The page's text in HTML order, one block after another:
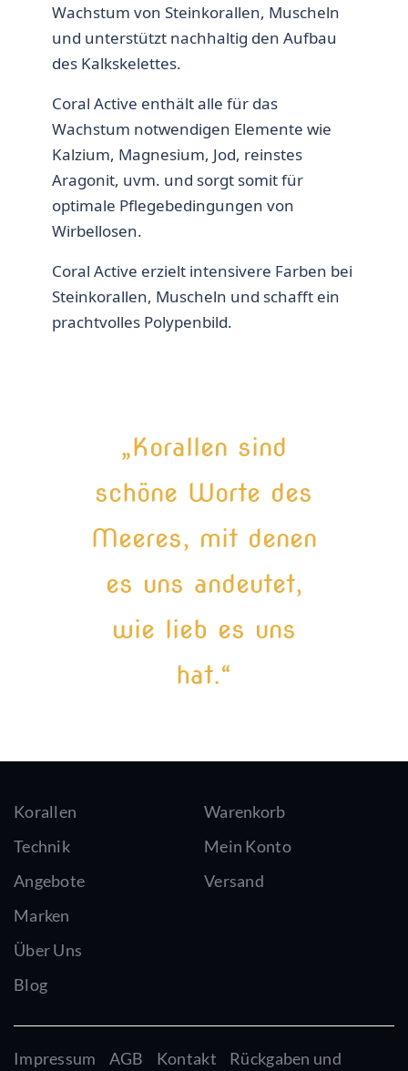
Wachstum von Steinkorallen, Muscheln
und unterstützt nachhaltig den Aufbau
des Kalkskelettes.
Coral Active enthält alle für das
Wachstum notwendigen Elemente wie
Kalzium, Magnesium, Jod, reinstes
Aragonit, uvm. und sorgt somit für
optimale Pflegebedingungen von
Wirbellosen.
Coral Active erzielt intensivere Farben bei
Steinkorallen, Muscheln und schafft ein
prachtvolles Polypenbild.
„Korallen sind
schöne Worte des
Meeres, mit denen
es uns andeutet,
wie lieb es uns
hat.“
Korallen
Technik
Angebote
Marken
Über Uns
Blog
Warenkorb
Mein Konto
Versand
Impressum AGB Kontakt Rückgaben und